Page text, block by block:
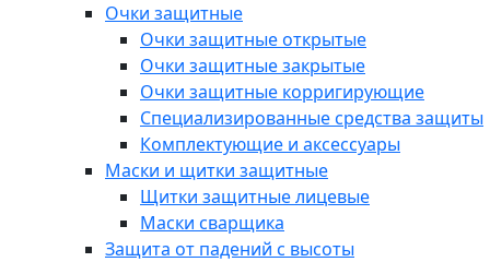
Очки защитные
Очки защитные открытые
Очки защитные закрытые
Очки защитные корригирующие
Специализированные средства защиты
Комплектующие и аксессуары
Маски и щитки защитные
Щитки защитные лицевые
Маски сварщика
Защита от падений с высоты